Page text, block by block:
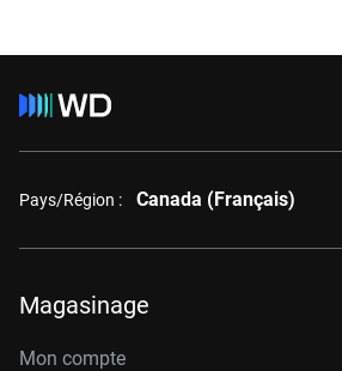
Pays/Région : Canada (Français)
Magasinage
Mon compte